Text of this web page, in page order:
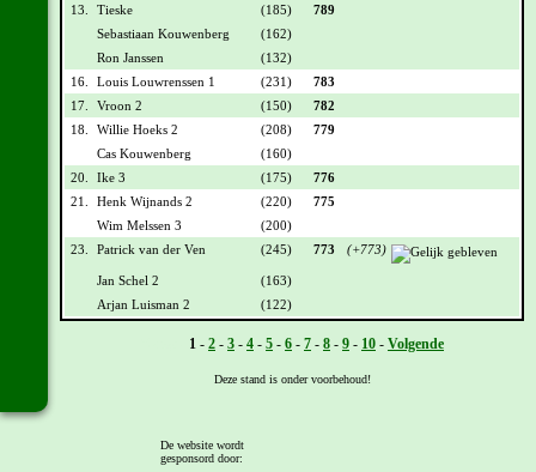
13.
Tieske (185)
789
Sebastiaan Kouwenberg
(162)
Ron Janssen
(132)
16.
Louis Louwrenssen 1 (231)
783
17.
Vroon 2 (150)
782
18.
Willie Hoeks 2 (208)
779
Cas Kouwenberg
(160)
20.
Ike 3 (175)
776
21.
Henk Wijnands 2 (220)
775
Wim Melssen 3
(200)
23.
Patrick van der Ven (245) 773 (+773)
Jan Schel 2
(163)
Arjan Luisman 2
(122)
1 - 2 - 3 - 4 - 5 - 6 - 7 - 8 - 9 - 10 - Volgende
Deze stand is onder voorbehoud!
De website wordt
gesponsord door: